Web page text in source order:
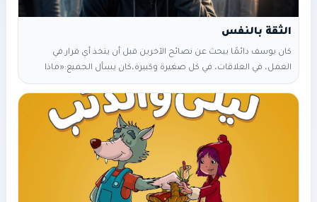
كان يوسف دائمًا يبحث عن نصائح الآخرين قبل أن يتخذ أي قرار. في
العمل، في العلاقات، في كل صغيرة وكبيرة، كان يسأل الجميع: «ماذا
أفعل؟» «هل هذا صحيح؟» مرت الأيام، وكانت الفرص تضيع منه واحدة تلو
الأخرى. حتى المشاريع الصغيرة التي يمكنه القيام بها بمفرده، كان يتراجع
خوفًا من الخطأ. وذات يوم، جلس أمام المرآة في غرفته، نظر إلى وجهه،
وبدأ يسأل نفسه بصوت خافت: «ماذا لو كنت الشخص الوحيد الذي